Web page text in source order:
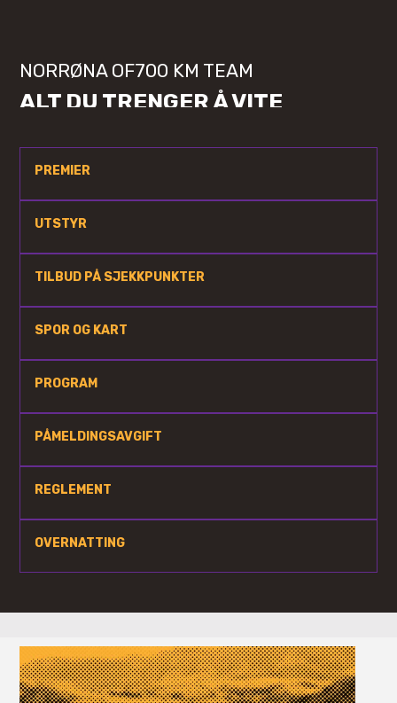
NORRØNA OF700 KM TEAM
ALT DU TRENGER Å VITE
PREMIER
UTSTYR
TILBUD PÅ SJEKKPUNKTER
SPOR OG KART
PROGRAM
PÅMELDINGSAVGIFT
REGLEMENT
OVERNATTING